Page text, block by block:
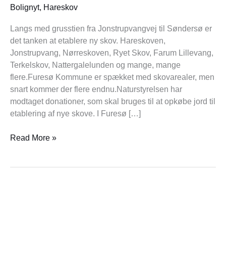
Bolignyt, Hareskov
Langs med grusstien fra Jonstrupvangvej til Søndersø er
det tanken at etablere ny skov. Hareskoven,
Jonstrupvang, Nørreskoven, Ryet Skov, Farum Lillevang,
Terkelskov, Nattergalelunden og mange, mange
flere.Furesø Kommune er spækket med skovarealer, men
snart kommer der flere endnu.Naturstyrelsen har
modtaget donationer, som skal bruges til at opkøbe jord til
etablering af nye skove. I Furesø […]
Read More »